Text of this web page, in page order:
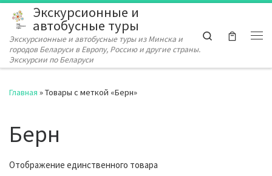
Перейти к содержимому
Экскурсионные и
автобусные туры
Экскурсионные и автобусные туры из Минска и
городов Беларуси в Европу, Россию и другие страны.
Экскурсии по Беларуси
Search
Главная »Товары с меткой «Берн»
Берн
Отображение единственного товара